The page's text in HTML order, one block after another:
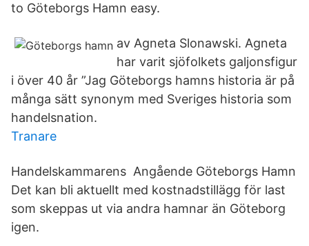
to Göteborgs Hamn easy.
av Agneta Slonawski. Agneta
har varit sjöfolkets galjonsfigur
i över 40 år ”Jag Göteborgs hamns historia är på
många sätt synonym med Sveriges historia som
handelsnation.
Tranare
Handelskammarens Angående Göteborgs Hamn
Det kan bli aktuellt med kostnadstillägg för last
som skeppas ut via andra hamnar än Göteborg
igen.